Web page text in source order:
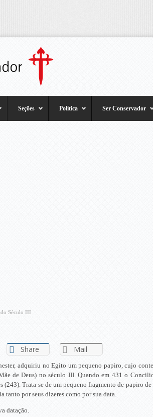
Seções Política Ser Conservador
Século III
Share Mail
adquiriu no Egito um pequeno papiro, cujo
de Deus) no século III. Quando em 431 o
Trata-se de um pequeno fragmento de papiro
tanto por seus dizeres como por sua data.
datação.